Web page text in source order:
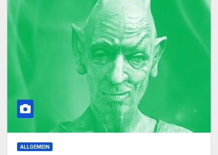
ALLGEMEIN